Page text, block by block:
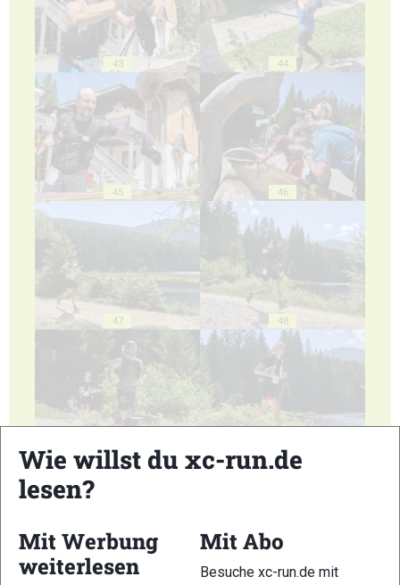
43 44
45 46
47 48
49 50
51 52
Wie willst du xc-run.de
lesen?
Mit Werbung
weiterlesen
Mit Abo
Besuche xc-run.de mit